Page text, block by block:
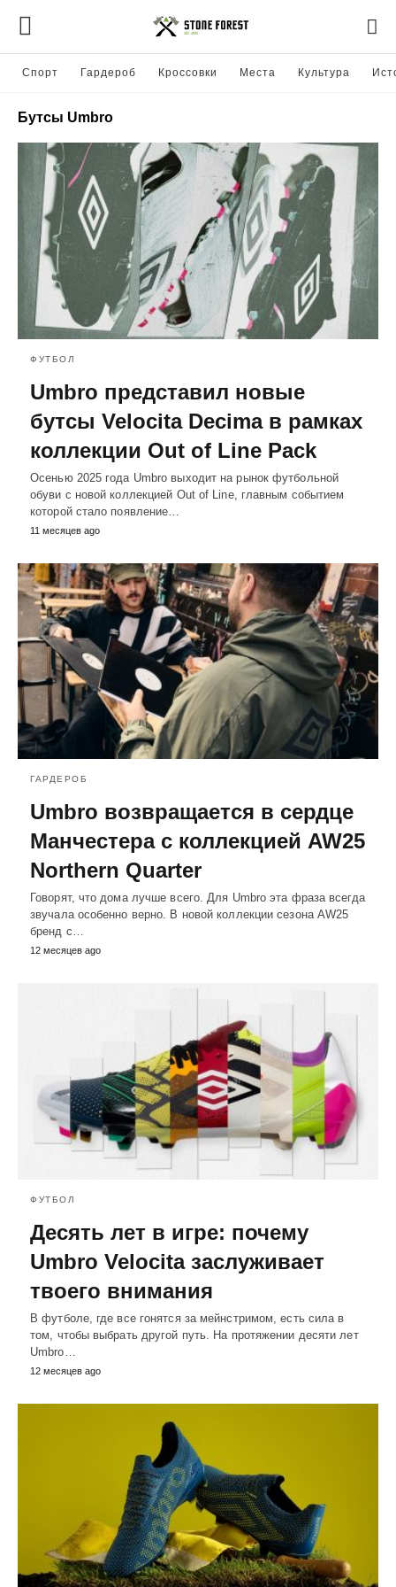
Спорт Гардероб Кроссовки Места Культура
Бутсы Umbro
ФУТБОЛ
Umbro представил новые
бутсы Velocita Decima в рамках
коллекции Out of Line Pack
Осенью 2025 года Umbro выходит на рынок футбольной
обуви с новой коллекцией Out of Line, главным событием
которой стало появление…
11 месяцев ago
ГАРДЕРОБ
Umbro возвращается в сердце
Манчестера с коллекцией AW25
Northern Quarter
Говорят, что дома лучше всего. Для Umbro эта фраза всегда
звучала особенно верно. В новой коллекции сезона AW25
бренд с…
12 месяцев ago
ФУТБОЛ
Десять лет в игре: почему
Umbro Velocita заслуживает
твоего внимания
В футболе, где все гонятся за мейнстримом, есть сила в
том, чтобы выбрать другой путь. На протяжении десяти лет
Umbro…
12 месяцев ago